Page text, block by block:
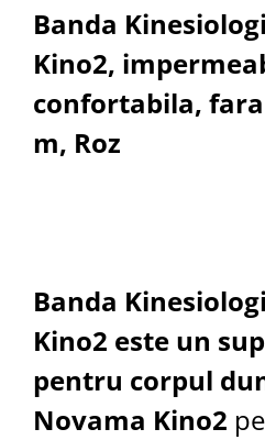
Banda
Kino2,
confortabila,
m, Roz
Banda
Kino2 este un
pentru corpul
Novama Kino2